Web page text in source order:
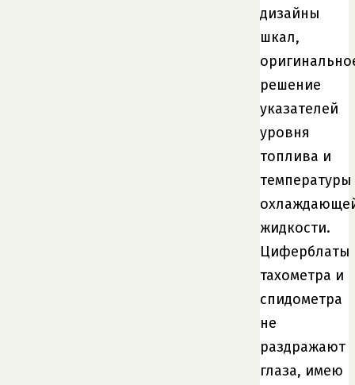
дизайны
шкал,
решение
указателей
уровня
топлива и
температуры
жидкости.
Циферблаты
тахометра и
спидометра
не
раздражают
глаза, имею